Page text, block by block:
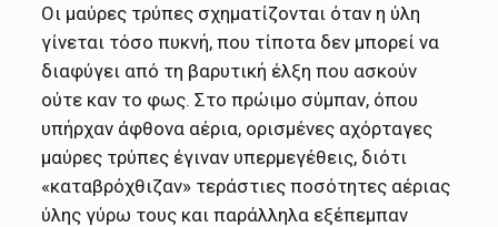
Οι μαύρες τρύπες σχηματίζονται όταν η ύλη
γίνεται τόσο πυκνή, που τίποτα δεν μπορεί να
διαφύγει από τη βαρυτική έλξη που ασκούν
ούτε καν το φως. Στο πρώιμο σύμπαν, όπου
υπήρχαν άφθονα αέρια, ορισμένες αχόρταγες
μαύρες τρύπες έγιναν υπερμεγέθεις, διότι
«καταβρόχθιζαν» τεράστιες ποσότητες αέριας
ύλης γύρω τους και παράλληλα εξέπεμπαν